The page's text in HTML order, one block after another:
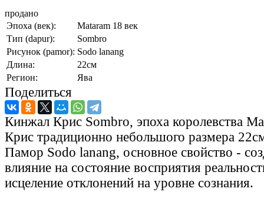
продано
Эпоха (век):
Mataram 18 век
Тип (dapur):
Sombro
Рисунок (pamor): Sodo lanang
Длина:
22см
Регион:
Ява
Поделиться
Кинжал Крис Sombro, эпоха королевства
Крис традиционно небольшого размера
Памор Sodo lanang, основное свойство -
влияние на состояние восприятия
исцеление отклонений на уровне сознания.